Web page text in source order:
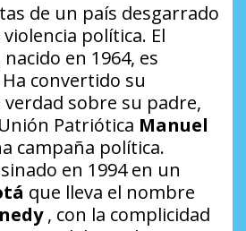
de un país desgarrado
política. El
en 1964, es
convertido su
verdad sobre su padre,
Patriótica Manuel
campaña política.
en 1994 en un
que lleva el nombre
, con la complicidad